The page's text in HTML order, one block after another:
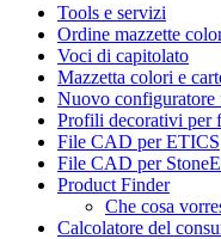
Tools e servizi
Ordine mazzette
Voci di capitolato
Mazzetta colori e
Nuovo
Profili decorativi per
File CAD per ETICS
File CAD per
Product Finder
Che cosa
Calcolatore del